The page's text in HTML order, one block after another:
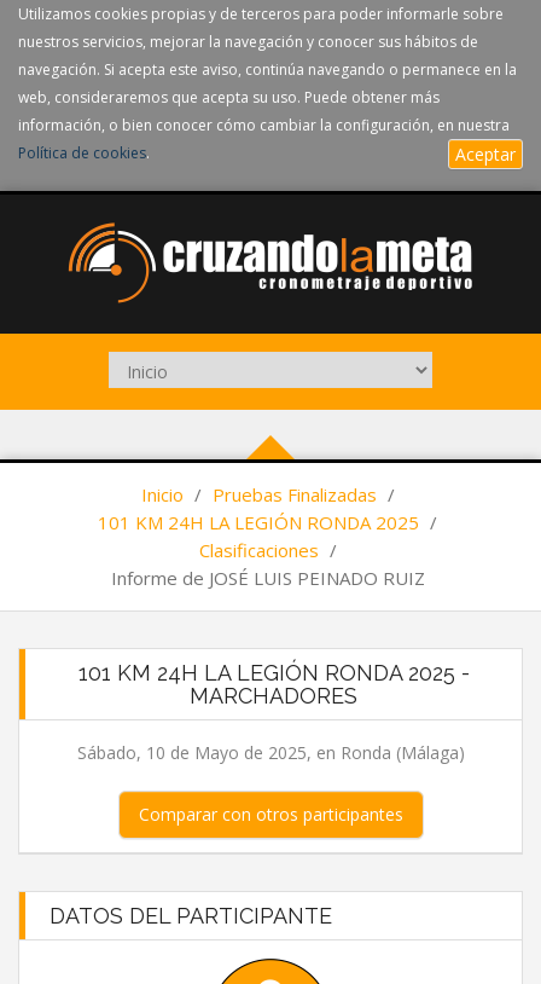
Utilizamos cookies propias y de terceros para poder informarle sobre
nuestros servicios, mejorar la navegación y conocer sus hábitos de
navegación. Si acepta este aviso, continúa navegando o permanece en la
web, consideraremos que acepta su uso. Puede obtener más
información, o bien conocer cómo cambiar la configuración, en nuestra
Política de cookies. Aceptar
Inicio / Pruebas Finalizadas /
101 KM 24H LA LEGIÓN RONDA 2025 /
Clasificaciones /
Informe de JOSÉ LUIS PEINADO RUIZ
101 KM 24H LA LEGIÓN RONDA 2025 -
MARCHADORES
Sábado, 10 de Mayo de 2025, en Ronda (Málaga)
Comparar con otros participantes
DATOS DEL PARTICIPANTE